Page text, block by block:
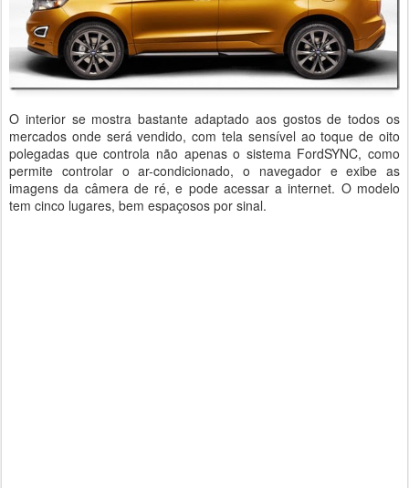
O interior se mostra bastante adaptado aos gostos de todos os
mercados onde será vendido, com tela sensível ao toque de oito
polegadas que controla não apenas o sistema FordSYNC, como
permite controlar o ar-condicionado, o navegador e exibe as
imagens da câmera de ré, e pode acessar a internet. O modelo
tem cinco lugares, bem espaçosos por sinal.